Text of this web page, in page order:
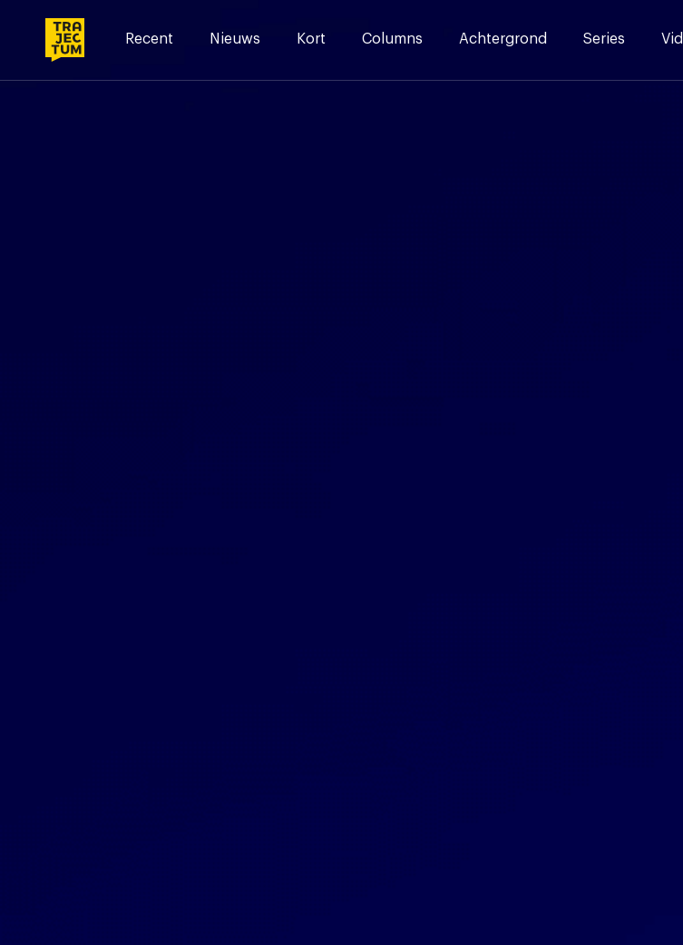
Recent Nieuws Kort Columns Achtergrond Series